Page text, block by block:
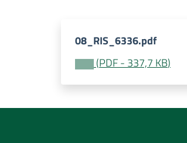
08_RIS_6336.pdf
(PDF- 337,7 KB)